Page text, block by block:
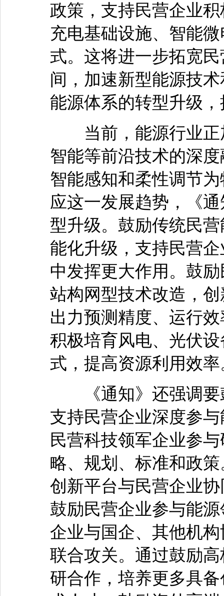
政策，支持民营企业
充电基础设施、智能
式。这将进一步拓宽
间，加速新型能源技
能源体系的转型升级
当前，能源行业正
智能等前沿技术的深
智能感知和柔性调节
应这一发展趋势，《
型升级。鼓励传统民
能化升级，支持民营
中发挥更大作用。鼓
站构网型技术改造，
出力预测精度、运行
积极培育风电、光伏
式，提高资源利用效率
《通知》还强调要
支持民营企业深度参
民营科技领军企业参
略、规划、标准和政
创新平台与民营企业
鼓励民营企业参与能
企业与国企、其他机
联合攻关。通过鼓励
研合作，培养更多具